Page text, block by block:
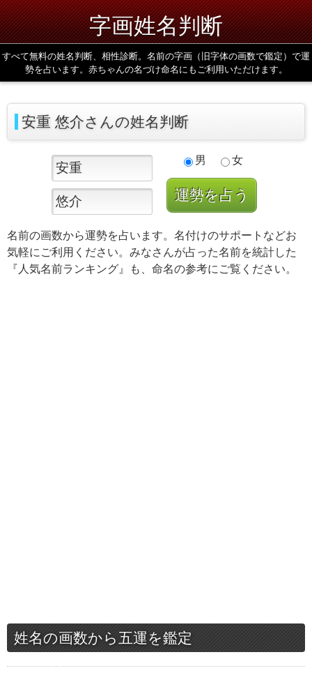
字画姓名判断
すべて無料の姓名判断、相性診断。名前の字画（旧字体の画数で鑑定）で運
勢を占います。赤ちゃんの名づけ命名にもご利用いただけます。
安重 悠介さんの姓名判断
男 女
名前の画数から運勢を占います。名付けのサポートなどお
気軽にご利用ください。みなさんが占った名前を統計した
『人気名前ランキング』も、命名の参考にご覧ください。
姓名の画数から五運を鑑定